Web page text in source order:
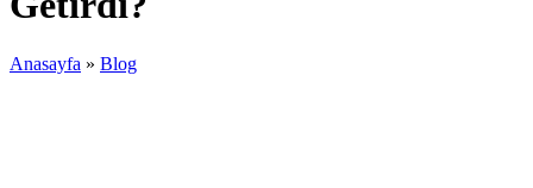
Anasayfa » Blog